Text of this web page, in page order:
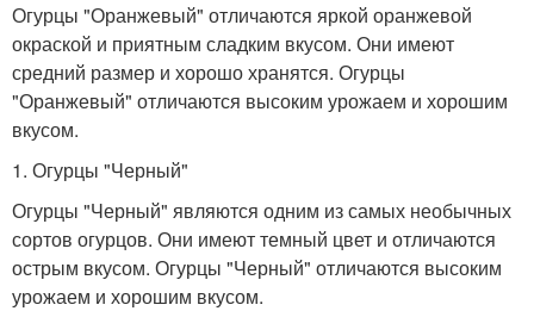
Огурцы "Оранжевый" отличаются яркой оранжевой
окраской и приятным сладким вкусом. Они имеют
средний размер и хорошо хранятся. Огурцы
"Оранжевый" отличаются высоким урожаем и хорошим
вкусом.
1. Огурцы "Черный"
Огурцы "Черный" являются одним из самых необычных
сортов огурцов. Они имеют темный цвет и отличаются
острым вкусом. Огурцы "Черный" отличаются высоким
урожаем и хорошим вкусом.